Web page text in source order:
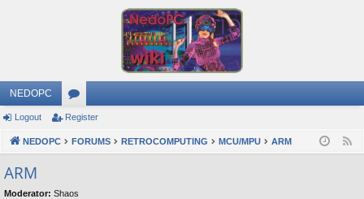
NEDOPC
or
u
s
Logout Register
NEDOPC FORUMS RETROCOMPUTING MCU/MPU ARM
ARM
Moderator: Shaos